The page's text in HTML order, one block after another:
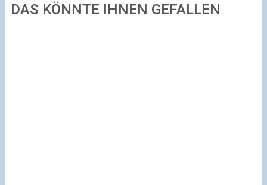
DAS KÖNNTE IHNEN GEFALLEN